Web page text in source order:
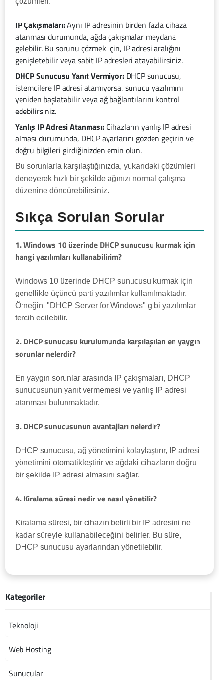
IP Çakışmaları:Aynı IP adresinin birden fazla cihaza
atanması durumunda, ağda çakışmalar meydana
gelebilir. Bu sorunu çözmek için, IP adresi aralığını
genişletebilir veya sabit IP adresleri atayabilirsiniz.
DHCP Sunucusu Yanıt Vermiyor: DHCP sunucusu,
istemcilere IP adresi atamıyorsa, sunucu yazılımını
yeniden başlatabilir veya ağ bağlantılarını kontrol
edebilirsiniz.
Yanlış IP Adresi Atanması: Cihazların yanlış IP adresi
alması durumunda, DHCP ayarlarını gözden geçirin ve
doğru bilgileri girdiğinizden emin olun.
Bu sorunlarla karşılaştığınızda, yukarıdaki çözümleri
deneyerek hızlı bir şekilde ağınızı normal çalışma
düzenine döndürebilirsiniz.
Sıkça Sorulan Sorular
1. Windows 10 üzerinde DHCP sunucusu kurmak için
hangi yazılımları kullanabilirim?
Windows 10 üzerinde DHCP sunucusu kurmak için
genellikle üçüncü parti yazılımlar kullanılmaktadır.
Örneğin, "DHCP Server for Windows" gibi yazılımlar
tercih edilebilir.
2. DHCP sunucusu kurulumunda karşılaşılan en yaygın
sorunlar nelerdir?
En yaygın sorunlar arasında IP çakışmaları, DHCP
sunucusunun yanıt vermemesi ve yanlış IP adresi
atanması bulunmaktadır.
3. DHCP sunucusunun avantajları nelerdir?
DHCP sunucusu, ağ yönetimini kolaylaştırır, IP adresi
yönetimini otomatikleştirir ve ağdaki cihazların doğru
bir şekilde IP adresi almasını sağlar.
4. Kiralama süresi nedir ve nasıl yönetilir?
Kiralama süresi, bir cihazın belirli bir IP adresini ne
kadar süreyle kullanabileceğini belirler. Bu süre,
DHCP sunucusu ayarlarından yönetilebilir.
Kategoriler
Teknoloji
Web Hosting
Sunucular